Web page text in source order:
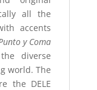
all the
accents
y Coma
diverse
world. The
the DELE